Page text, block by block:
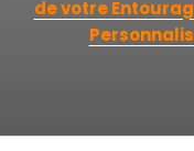
de votre